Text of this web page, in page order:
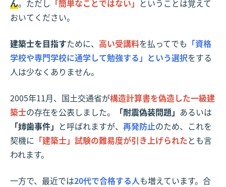
ん。ただし 「簡単なことではない」 ということは覚えて
おいてください。
建築士を目指すために、 高い受講料を払ってでも 「資格
学校や専門学校に通学して勉強する」という選択をする
人は少なくありません。
2005年11月、国土交通省が構造計算書を偽造した一級建
築士の存在を公表しました。 「耐震偽装問題」 あるいは
「姉歯事件」 と呼ばれますが、 再発防止のため、これを
契機に 「建築士」試験の難易度が引き上げられたとも言
われます。
一方で、最近では20代で合格する人も増えています。合